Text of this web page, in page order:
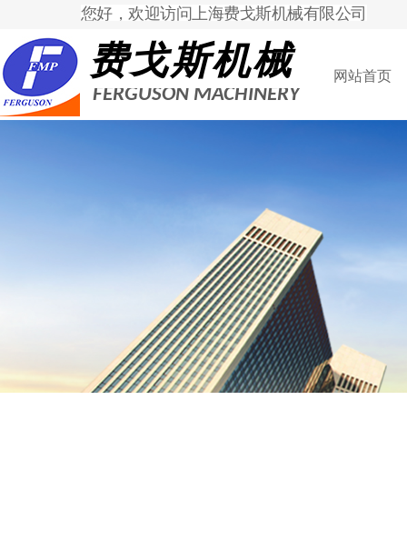
您好，欢迎访问上海费戈斯机械有限公司
FERGUSON MACHINERY
费戈斯机械 网站首页